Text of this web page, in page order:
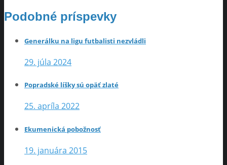
Podobné príspevky
Generálku na ligu futbalisti nezvládli
29. júla 2024
Popradské líšky sú opäť zlaté
25. apríla 2022
Ekumenická pobožnosť
19. januára 2015